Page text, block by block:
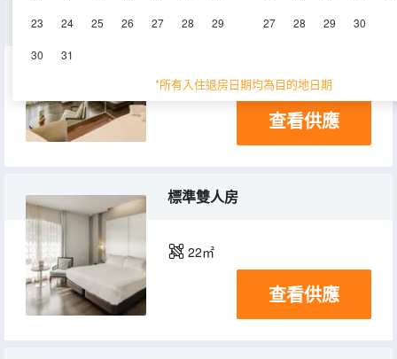
23 24 25 26 27 28 29
30 31
27 28 29 30
*所有入住退房日期均為目的地日期
三人間
24㎡ 空調
查看供應
標準雙人房
22㎡
查看供應